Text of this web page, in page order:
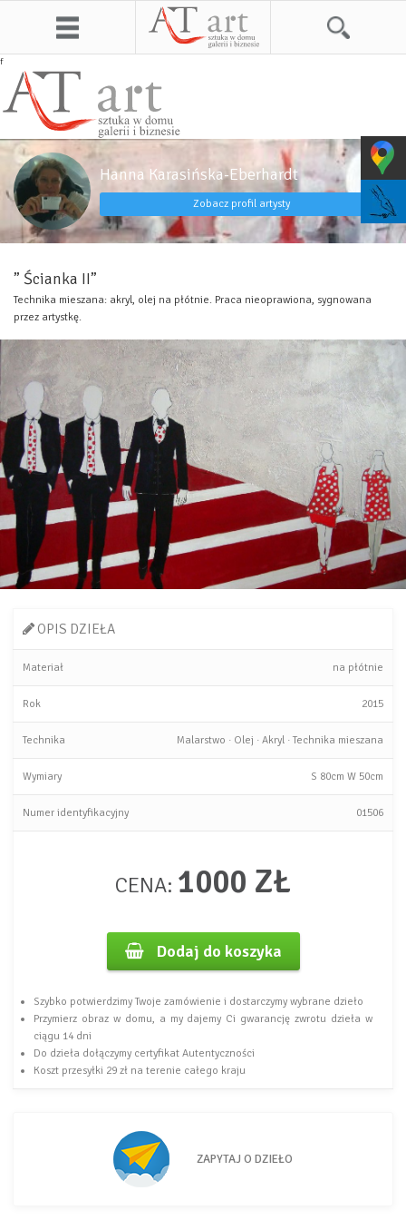
f
” Ścianka II”
Technika mieszana: akryl, olej na płótnie. Praca nieoprawiona, sygnowana
przez artystkę.
Hanna Karasińska-Eberhardt
Zobacz profil artysty
OPIS DZIEŁA
Materiał na płótnie
Rok 2015
Technika Malarstwo · Olej · Akryl · Technika mieszana
Wymiary S 80cm W 50cm
Numer identyfikacyjny 01506
CENA: 1000 ZŁ
Dodaj do koszyka
Szybko potwierdzimy Twoje zamówienie i dostarczymy wybrane dzieło
Przymierz obraz w domu, a my dajemy Ci gwarancję zwrotu dzieła w
ciągu 14 dni
Do dzieła dołączymy certyfikat Autentyczności
Koszt przesyłki 29 zł na terenie całego kraju
ZAPYTAJ O DZIEŁO